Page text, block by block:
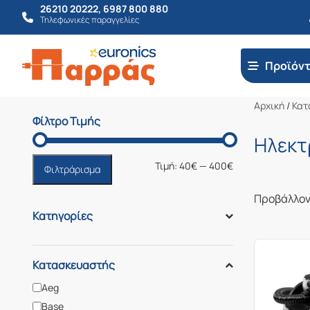
26210 20222, 6987 800 880
Τηλεφωνικές παραγγελίες
Φίλτρο Τιμής
Ελάχιστη
Μέγιστη
Φιλτράρισμα Τιμή: 40€— 400€
Κατηγορίες
Κατασκευαστής
Aeg
Base
Αρχική /